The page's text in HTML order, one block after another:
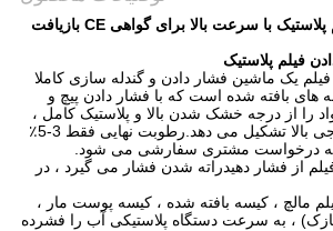
ماشین فشار دادن فیلم پلاستیک با سرعت بالا برای گواهی CE بازیافت
فیلم پلاستیک
یک ماشین فشار دادن و گندله سازی کاملا
های بافته شده است که با فشار دادن پیچ و
را از درجه خشک شدن بالا و پلاستیک کامل ،
مصرف برق کم ، خروجی بالا تشکیل می دهد.رطوبت نهایی فقط 3-5٪
درخواست مشتری سفارشی می شود.
از فشار دهیدراته شدن فشار می گیرد ، در
مالچ ، کیسه بافته شده ، کیسه پوست مار ،
، به سرعت دستگاه پلاستیکی آب را فشرده